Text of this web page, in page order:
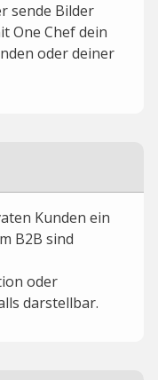
sende Bilder
One Chef dein
oder deiner
Kunden ein
B2B sind
oder
darstellbar.